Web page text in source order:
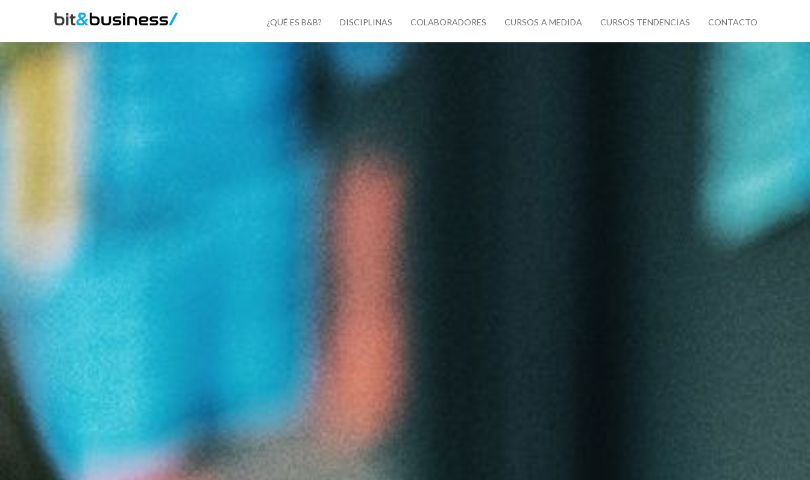
¿QUÉ ES B&B? DISCIPLINAS COLABORADORES CURSOS A MEDIDA CURSOS TENDENCIAS CONTACTO